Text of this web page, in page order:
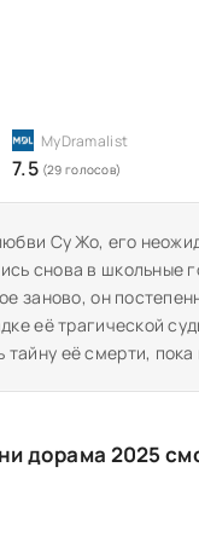
7.5 (29 голосов)
Су Жо, его
снова в школьные
заново, он
её трагической
её смерти, пока
дорама 2025